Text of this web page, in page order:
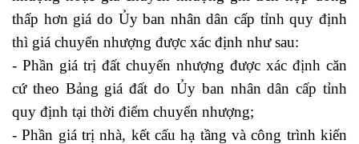
thấp hơn giá do Ủy ban nhân dân cấp tỉnh quy định
thì giá chuyển nhượng được xác định như sau:
- Phần giá trị đất chuyển nhượng được xác định căn
cứ theo Bảng giá đất do Ủy ban nhân dân cấp tỉnh
quy định tại thời điểm chuyển nhượng;
- Phần giá trị nhà, kết cấu hạ tầng và công trình kiến